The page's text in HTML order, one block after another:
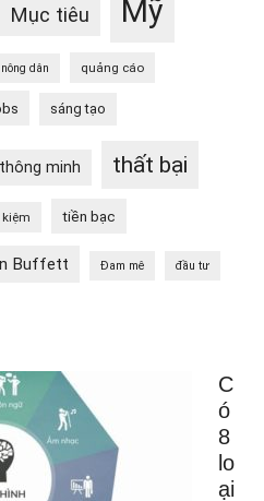
Mục tiêu Mỹ
nông dân quảng cáo
sáng tạo
thông minh thất bại
tiền bạc
Buffett Đam mê đầu tư
C
ó
8
lo
ại